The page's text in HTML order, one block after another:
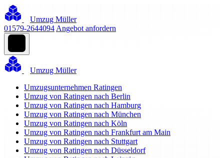
Umzug Müller
01579-2644094 Angebot anfordern
Umzug Müller
Umzugsunternehmen Ratingen
Umzug von Ratingen nach Berlin
Umzug von Ratingen nach Hamburg
Umzug von Ratingen nach München
Umzug von Ratingen nach Köln
Umzug von Ratingen nach Frankfurt am Main
Umzug von Ratingen nach Stuttgart
Umzug von Ratingen nach Düsseldorf